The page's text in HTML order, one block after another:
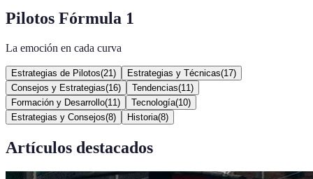
Pilotos Fórmula 1
La emoción en cada curva
Estrategias de Pilotos(21 ) Estrategias y Técnicas(17)
Consejos y Estrategias(16) Tendencias(11 )
Formación y Desarrollo(11 ) Tecnología(10)
Estrategias y Consejos(8) Historia(8)
Artículos destacados